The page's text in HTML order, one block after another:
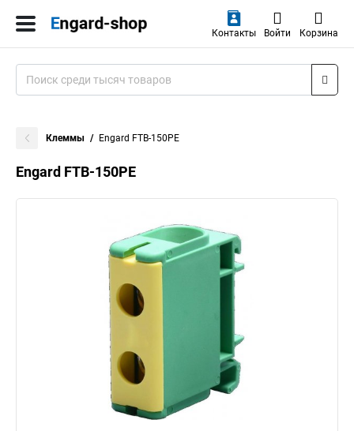
Контакты Войти Корзина
Клеммы Engard FTB-150PE
Engard FTB-150PE